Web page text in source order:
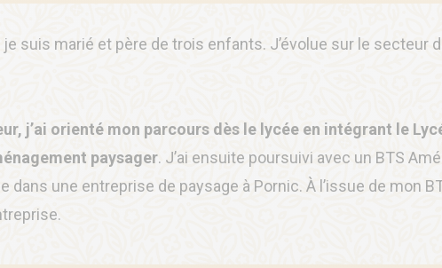
je suis marié et père de trois enfants. J’évolue sur le secteur
j’ai orienté mon parcours dès le lycée en intégrant le
paysager. J’ai ensuite poursuivi avec un BTS
dans une entreprise de paysage à Pornic. À l’issue de mon